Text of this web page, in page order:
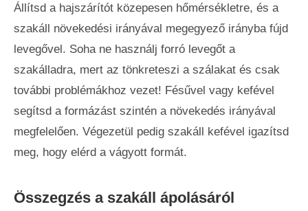
Állítsd a hajszárítót közepesen hőmérsékletre, és a
szakáll növekedési irányával megegyező irányba fújd
levegővel. Soha ne használj forró levegőt a
szakálladra, mert az tönkreteszi a szálakat és csak
további problémákhoz vezet! Fésűvel vagy kefével
segítsd a formázást szintén a növekedés irányával
megfelelően. Végezetül pedig szakáll kefével igazítsd
meg, hogy elérd a vágyott formát.
Összegzés a szakáll ápolásáról